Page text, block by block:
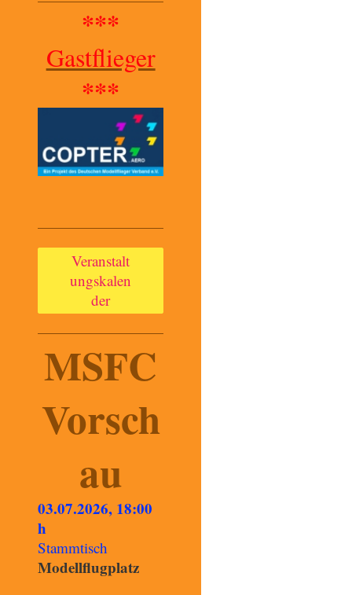
***
Gastflieger
***
Veranstalt
ungskalen
der
MSFC
Vorsch
au
03.07.2026, 18:00
h
Stammtisch
Modellflugplatz